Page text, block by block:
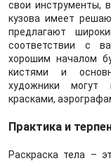
свои инструменты,
кузова имеет
предлагают
соответствии с
хорошим началом
кистями и
художники могут
красками,
Практика и
Раскраска тела –